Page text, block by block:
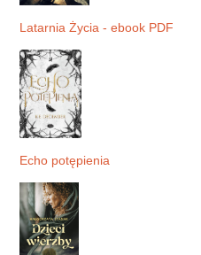
Latarnia Życia - ebook PDF
Echo potępienia